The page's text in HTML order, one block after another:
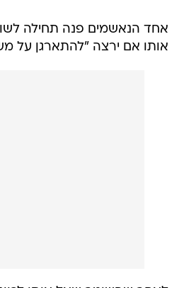
אחד הנאשמים פנה תחילה
אותו אם ירצה "להתארגן על